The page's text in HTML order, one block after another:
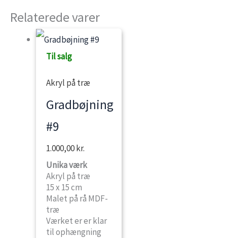
Relaterede varer
Til salg
Akryl på træ
Gradbøjning
#9
1.000,00kr.
Unika værk
Akryl på træ
15 x 15 cm
Malet på rå MDF-
træ
Værket er er klar
til ophængning